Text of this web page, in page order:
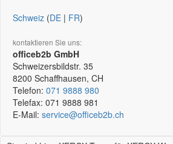
Schweiz (DE | FR)
kontaktieren Sie uns:
officeb2b GmbH
Schweizersbildstr. 35
8200 Schaffhausen, CH
Telefon: 071 9888 980
Telefax: 071 9888 981
E-Mail: service@officeb2b.ch